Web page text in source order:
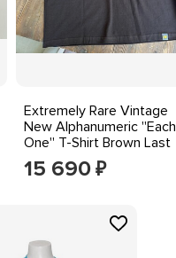
Extremely Rare Vintage
New Alphanumeric ''Each
One'' T-Shirt Brown Last
Ones
15 690 ₽